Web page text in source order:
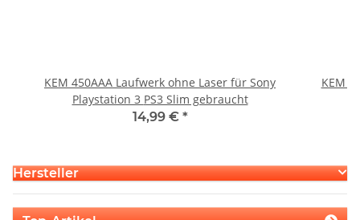
KEM 450AAA Laufwerk ohne Laser für Sony
Playstation 3 PS3 Slim gebraucht
14,99 € *
KEM
Hersteller